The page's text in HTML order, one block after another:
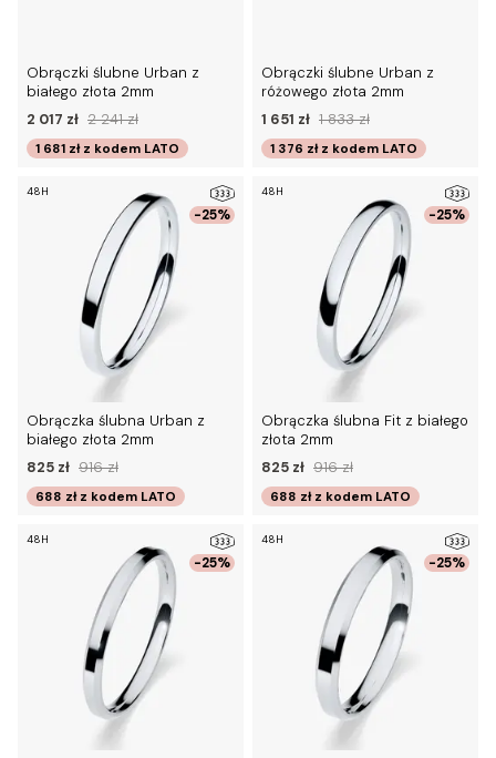
Obrączki ślubne Urban z
białego złota 2mm
2 017 zł 2 241 zł
1 681 zł z kodem LATO
Obrączki ślubne Urban z
różowego złota 2mm
1 651 zł 1 833 zł
1 376 zł z kodem LATO
-25%
48H
Obrączka ślubna Urban z
białego złota 2mm
825 zł 916 zł
688 zł z kodem LATO
-25%
48H
Obrączka ślubna Fit z białego
złota 2mm
825 zł 916 zł
688 zł z kodem LATO
-25%
48H
-25%
48H